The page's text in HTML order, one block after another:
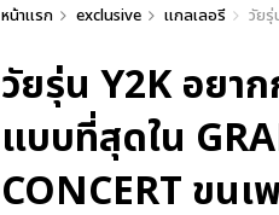
หน้าแรก exclusive แกลเลอรี วัย
วัยรุ่น Y2K อยา
แบบที่สุดใน
CONCERT ขน